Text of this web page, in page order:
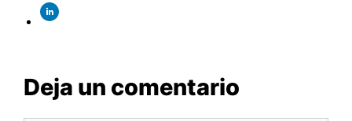
Deja un comentario